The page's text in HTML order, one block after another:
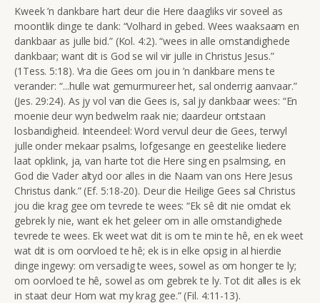
Kweek ’n dankbare hart deur die Here daagliks vir soveel as
moontlik dinge te dank: “Volhard in gebed. Wees waaksaam en
dankbaar as julle bid.” (Kol. 4:2). “wees in alle omstandighede
dankbaar; want dit is God se wil vir julle in Christus Jesus.”
(1Tess. 5:18). Vra die Gees om jou in ’n dankbare mens te
verander: “...hulle wat gemurmureer het, sal onderrig aanvaar.”
(Jes. 29:24). As jy vol van die Gees is, sal jy dankbaar wees: “En
moenie deur wyn bedwelm raak nie; daardeur ontstaan
losbandigheid. Inteendeel: Word vervul deur die Gees, terwyl
julle onder mekaar psalms, lofgesange en geestelike liedere
laat opklink, ja, van harte tot die Here sing en psalmsing, en
God die Vader altyd oor alles in die Naam van ons Here Jesus
Christus dank.” (Ef. 5:18-20). Deur die Heilige Gees sal Christus
jou die krag gee om tevrede te wees: “Ek sê dit nie omdat ek
gebrek ly nie, want ek het geleer om in alle omstandighede
tevrede te wees. Ek weet wat dit is om te min te hê, en ek weet
wat dit is om oorvloed te hê; ek is in elke opsig in al hierdie
dinge ingewy: om versadig te wees, sowel as om honger te ly;
om oorvloed te hê, sowel as om gebrek te ly. Tot dit alles is ek
in staat deur Hom wat my krag gee.” (Fil. 4:11-13).